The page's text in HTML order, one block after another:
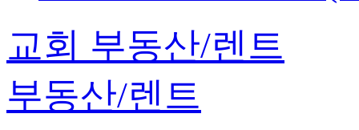
교회 부동산/렌트
부동산/렌트